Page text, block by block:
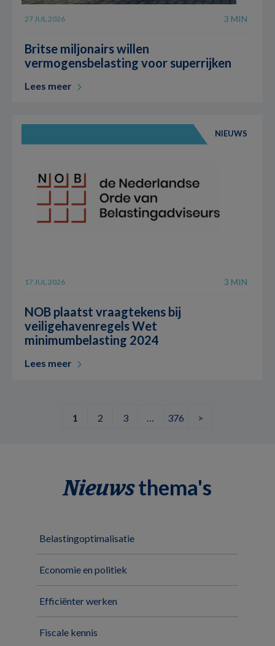
27 JUL 2026 3 MIN
Britse miljonairs willen
vermogensbelasting voor superrijken
Lees meer
NIEUWS
17 JUL 2026 3 MIN
NOB plaatst vraagtekens bij
veiligehavenregels Wet
minimumbelasting 2024
Lees meer
1 2 3 … 376 >
Nieuwsthema's
Belastingoptimalisatie
Economie en politiek
Efficiënter werken
Fiscale kennis